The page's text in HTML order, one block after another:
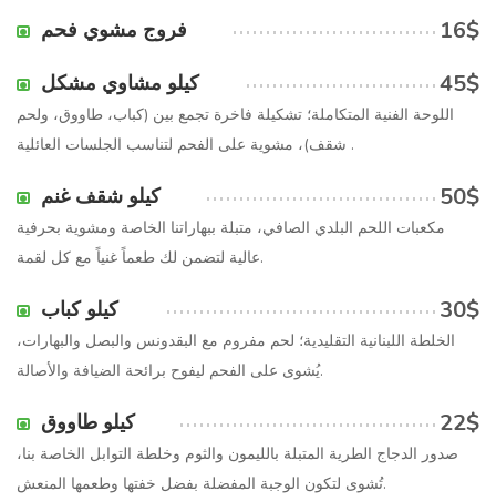
فروج مشوي فحم 16$
كيلو مشاوي مشكل 45$
اللوحة الفنية المتكاملة؛ تشكيلة فاخرة تجمع بين (كباب، طاووق، ولحم
شقف)، مشوية على الفحم لتناسب الجلسات العائلية .
كيلو شقف غنم 50$
مكعبات اللحم البلدي الصافي، متبلة ببهاراتنا الخاصة ومشوية بحرفية
عالية لتضمن لك طعماً غنياً مع كل لقمة.
كيلو كباب 30$
الخلطة اللبنانية التقليدية؛ لحم مفروم مع البقدونس والبصل والبهارات،
يُشوى على الفحم ليفوح برائحة الضيافة والأصالة.
كيلو طاووق 22$
صدور الدجاج الطرية المتبلة بالليمون والثوم وخلطة التوابل الخاصة بنا،
تُشوى لتكون الوجبة المفضلة بفضل خفتها وطعمها المنعش.